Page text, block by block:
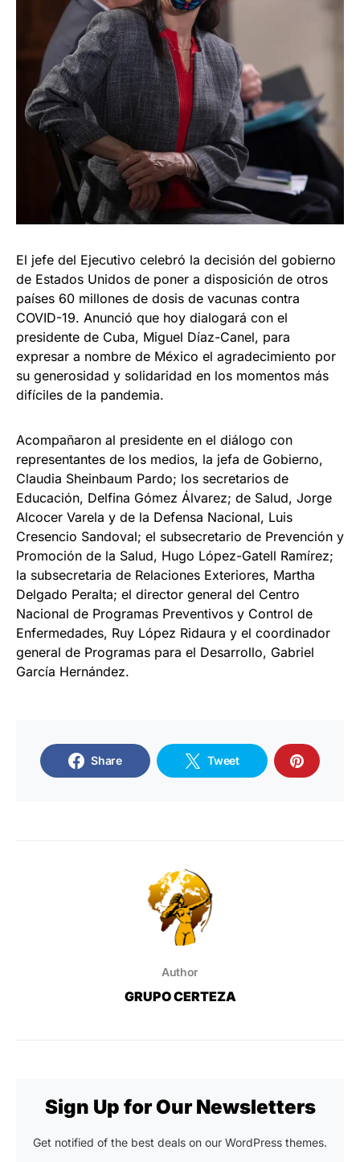
El jefe del Ejecutivo celebró la decisión del gobierno
de Estados Unidos de poner a disposición de otros
países 60 millones de dosis de vacunas contra
COVID-19. Anunció que hoy dialogará con el
presidente de Cuba, Miguel Díaz-Canel, para
expresar a nombre de México el agradecimiento por
su generosidad y solidaridad en los momentos más
difíciles de la pandemia.
Acompañaron al presidente en el diálogo con
representantes de los medios, la jefa de Gobierno,
Claudia Sheinbaum Pardo; los secretarios de
Educación, Delfina Gómez Álvarez; de Salud, Jorge
Alcocer Varela y de la Defensa Nacional, Luis
Cresencio Sandoval; el subsecretario de Prevención y
Promoción de la Salud, Hugo López-Gatell Ramírez;
la subsecretaria de Relaciones Exteriores, Martha
Delgado Peralta; el director general del Centro
Nacional de Programas Preventivos y Control de
Enfermedades, Ruy López Ridaura y el coordinador
general de Programas para el Desarrollo, Gabriel
García Hernández.
Share Tweet
Author
GRUPO CERTEZA
Sign Up for Our Newsletters
Get notified of the best deals on our WordPress themes.